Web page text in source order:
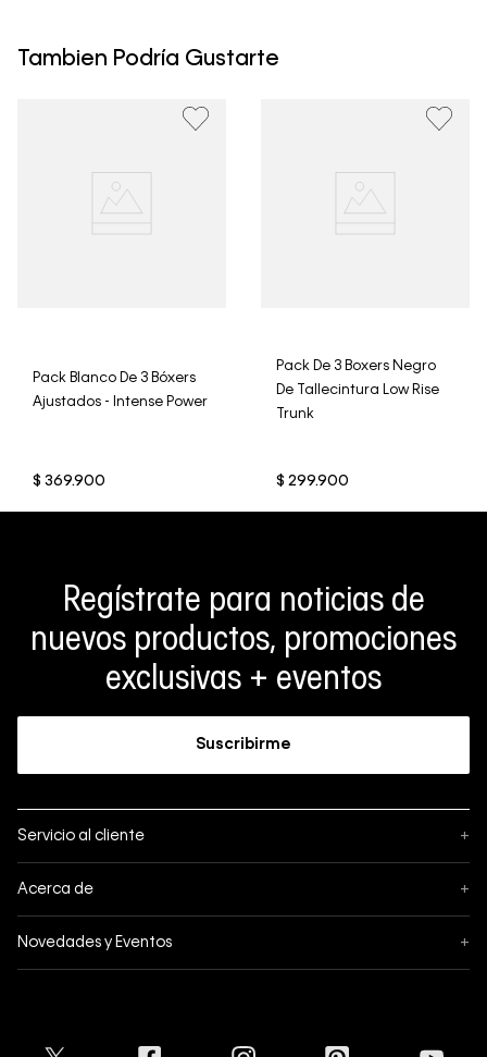
un período de 30 días calendario tras la recepción.
clientes, no aceptamos devoluciones en ropa interior y
Tambien Podría Gustarte
Pack Blanco De 3 Bóxers
Ajustados - Intense Power
$ 369.900
Pack De 3 Boxers Negro
De Tallecintura Low Rise
Trunk
$ 299.900
Regístrate para noticias de
nuevos productos, promociones
exclusivas + eventos
Suscribirme
Servicio al cliente +
Mis pedidos
Formas de pago
Acerca de +
Política de privacidad
Novedades y Eventos +